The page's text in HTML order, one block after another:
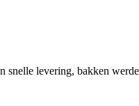
levering, bakken